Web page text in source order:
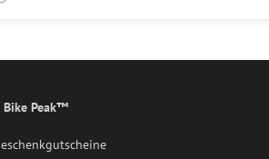
Bike Peak™